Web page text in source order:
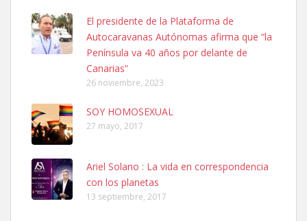
SHIBA PERDIDO AVDA JOSE MESA Y LOPEZ
PERRO MACHO RAZA SHIBA CON MICROCHIP PERDIDO HOY
06/07/2025 ZONA MESA Y LOPEZ. ES MUY ASUSTADIZO
Leales.org » Gran Canaria
6.7.2025
Ninfa perdida
El día 5 se los perdió una ninfa papillera, asustada tiene miedo a la
calle, se perdió por la zon...
El presidente de la Plataforma de
Autocaravanas Autónomas afirma que “la
Península va 40 años por delante de
Canarias”
26 noviembre, 2023
SOY HOMOSEXUAL
27 mayo, 2017
Ariel Solano : La vida en correspondencia
con los planetas
13 septiembre, 2017